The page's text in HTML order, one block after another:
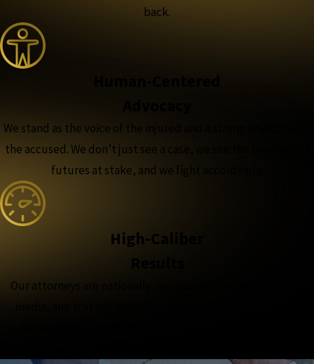
back.
We stand as the voice of the injured and a strong advocate for
the accused. We don’t just see a case, we see the people and
futures at stake, and we fight accordingly.
High-Caliber
Our attorneys are nationally recognized, featured in major